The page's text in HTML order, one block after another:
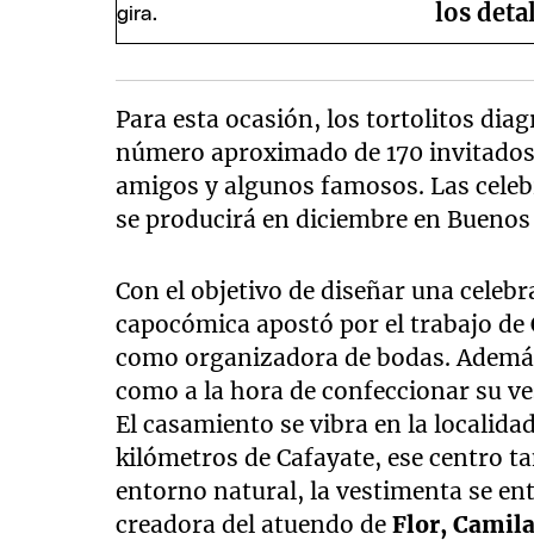
los
Para esta ocasión, los tortolitos
número aproximado de 170
amigos y algunos famosos. Las
se producirá en diciembre en
Con el objetivo de diseñar una
capocómica apostó por el trabajo de
como organizadora de bodas.
como a la hora de confeccionar su
El casamiento se vibra en la
kilómetros de Cafayate, ese centro
entorno natural, la vestimenta se
creadora del atuendo deFlor,